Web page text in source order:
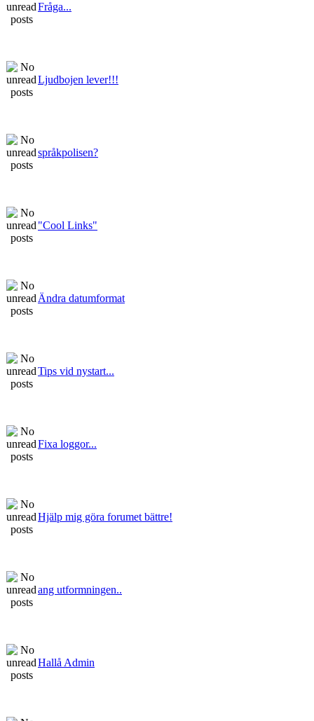
Fråga...
Ljudbojen lever!!!
språkpolisen?
"Cool Links"
Ändra datumformat
Tips vid nystart...
Fixa loggor...
Hjälp mig göra forumet bättre!
ang utformningen..
Hallå Admin